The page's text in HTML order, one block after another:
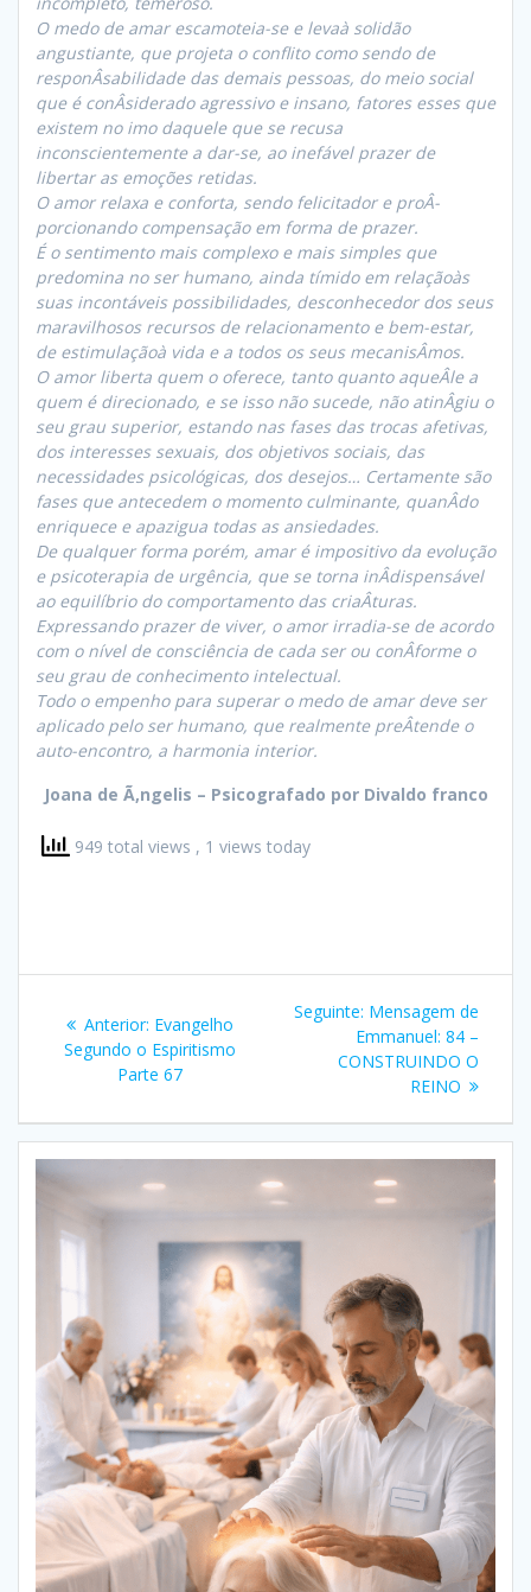
O medo de amar escamoteia-se e levaà solidão
angustiante, que projeta o conflito como sendo de
responÂ­sabilidade das demais pessoas, do meio social
que é conÂ­siderado agressivo e insano, fatores esses que
existem no imo daquele que se recusa
inconscientemente a dar-se, ao inefável prazer de
libertar as emoções retidas.
O amor relaxa e conforta, sendo felicitador e proÂ­
porcionando compensação em forma de prazer.
É o sentimento mais complexo e mais simples que
predomina no ser humano, ainda tímido em relaçãoàs
suas incontáveis possibilidades, desconhecedor dos seus
maravilhosos recursos de relacionamento e bem-estar,
de estimulaçãoà vida e a todos os seus mecanisÂ­mos.
O amor liberta quem o oferece, tanto quanto aqueÂ­le a
quem é direcionado, e se isso não sucede, não atinÂ­giu o
seu grau superior, estando nas fases das trocas afetivas,
dos interesses sexuais, dos objetivos sociais, das
necessidades psicológicas, dos desejos… Certamente são
fases que antecedem o momento culminante, quanÂ­do
enriquece e apazigua todas as ansiedades.
De qualquer forma porém, amar é impositivo da evolução
e psicoterapia de urgência, que se torna inÂ­dispensável
ao equilíbrio do comportamento das criaÂ­turas.
Expressando prazer de viver, o amor irradia-se de acordo
com o nível de consciência de cada ser ou conÂ­forme o
seu grau de conhecimento intelectual.
Todo o empenho para superar o medo de amar deve ser
aplicado pelo ser humano, que realmente preÂ­tende o
auto-encontro, a harmonia interior.
Joana de Ã‚ngelis – Psicografado por Divaldo franco
949 total views , 1 views today
de
Anterior: Post
anterior:
Evangelho
Segundo o Espiritismo
Parte 67
Seguinte: Post
seguinte:
Mensagem de
Emmanuel: 84 –
CONSTRUINDO O
REINO